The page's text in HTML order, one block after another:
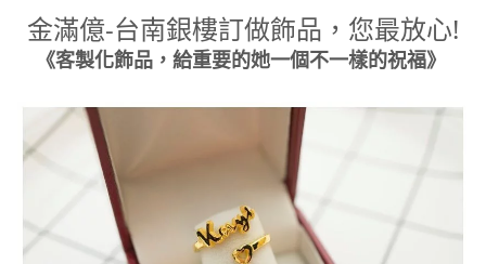
金滿億-台南銀樓訂做飾品，您最放心!
《客製化飾品，給重要的她一個不一樣的祝福》